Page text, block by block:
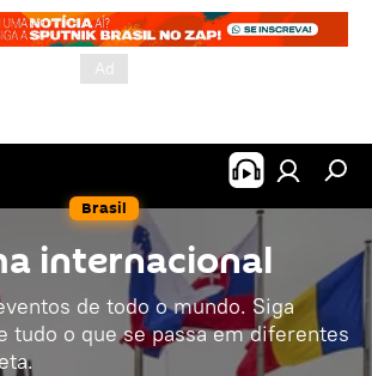
Brasil
internacional
de todo o mundo. Siga
tudo o que se passa em diferentes